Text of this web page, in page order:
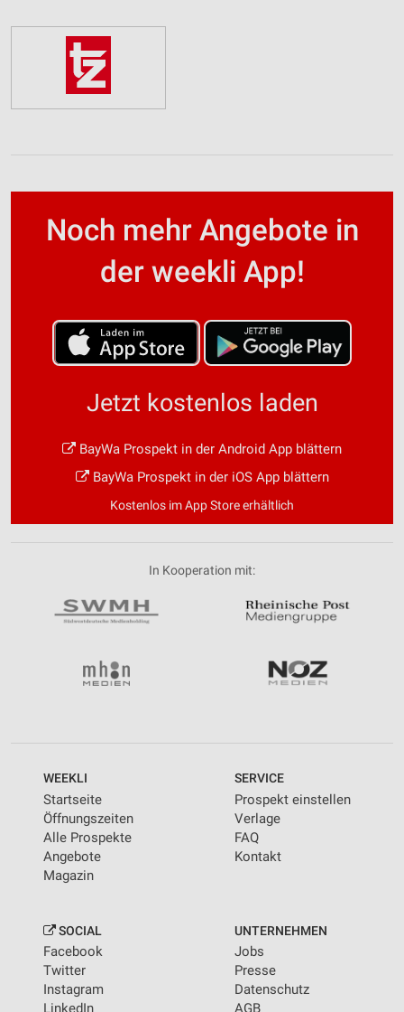
Noch mehr Angebote in
der weekli App!
Jetzt kostenlos laden
BayWa Prospekt in der Android App blättern
BayWa Prospekt in der iOS App blättern
Kostenlos im App Store erhältlich
In Kooperation mit:
WEEKLI
Startseite
Öffnungszeiten
Alle Prospekte
Angebote
Magazin
SERVICE
Prospekt einstellen
Verlage
FAQ
Kontakt
SOCIAL
Facebook
Twitter
Instagram
LinkedIn
UNTERNEHMEN
Jobs
Presse
Datenschutz
AGB